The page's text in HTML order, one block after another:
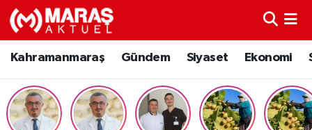
Kahramanmaraş Gündem Siyaset Ekonomi
Kahramanmaraş
Gündem
Siyaset
Nöbetçi Eczaneler
Hava Durumu
Namaz Vakitleri